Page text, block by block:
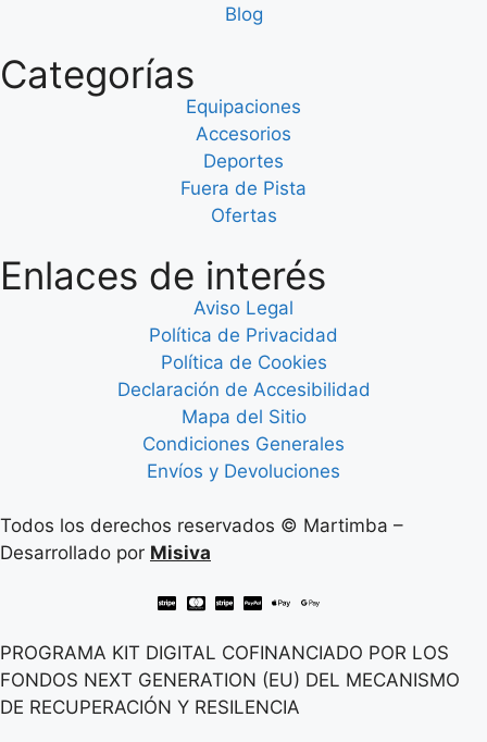
Blog
Categorías
Equipaciones
Accesorios
Deportes
Fuera de Pista
Ofertas
Enlaces de interés
Aviso Legal
Política de Privacidad
Política de Cookies
Declaración de Accesibilidad
Mapa del Sitio
Condiciones Generales
Envíos y Devoluciones
Todos los derechos reservados © Martimba –
Desarrollado por Misiva
PROGRAMA KIT DIGITAL COFINANCIADO POR LOS
FONDOS NEXT GENERATION (EU) DEL MECANISMO
DE RECUPERACIÓN Y RESILENCIA